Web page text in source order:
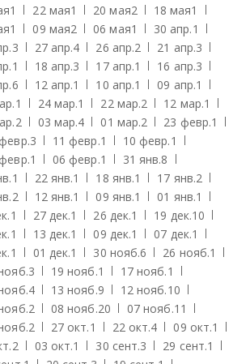
1 22 мая1 20 мая2 18 мая1
1 09 мая2 06 мая1 30 апр.1
3 27 апр.4 26 апр.2 21 апр.3
1 18 апр.3 17 апр.1 16 апр.3
6 12 апр.1 10 апр.1 09 апр.1
1 24 мар.1 22 мар.2 12 мар.1
2 03 мар.4 01 мар.2 23 февр.1
3 11 февр.1 10 февр.1
1 06 февр.1 31 янв.8
1 22 янв.1 18 янв.1 17 янв.2
2 12 янв.1 09 янв.1 01 янв.1
1 27 дек.1 26 дек.1 19 дек.10
1 13 дек.1 09 дек.1 07 дек.1
1 01 дек.1 30 нояб.6 26 нояб.1
3 19 нояб.1 17 нояб.1
4 13 нояб.9 12 нояб.10
2 08 нояб.20 07 нояб.11
2 27 окт.1 22 окт.4 09 окт.1
2 03 окт.1 30 сент.3 29 сент.1